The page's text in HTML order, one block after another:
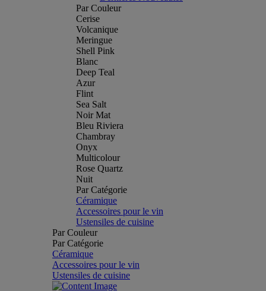
Par Couleur
Cerise
Volcanique
Meringue
Shell Pink
Blanc
Deep Teal
Azur
Flint
Sea Salt
Noir Mat
Bleu Riviera
Chambray
Onyx
Multicolour
Rose Quartz
Nuit
Par Catégorie
Céramique
Accessoires pour le vin
Ustensiles de cuisine
Par Couleur
Par Catégorie
Céramique
Accessoires pour le vin
Ustensiles de cuisine